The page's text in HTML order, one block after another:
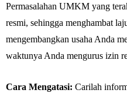
Permasalahan UMKM yang
resmi, sehingga menghambat
mengembangkan usaha Anda
waktunya Anda mengurus izin
Cara Mengatasi: Carilah